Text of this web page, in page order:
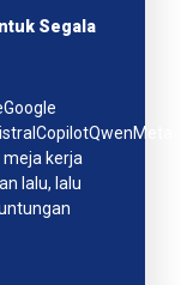
Segala
meja kerja
lalu, lalu